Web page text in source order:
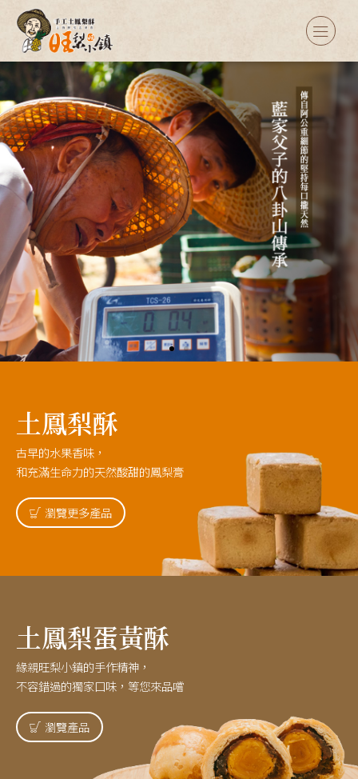
土鳳梨酥
古早的水果香味，
和充滿生命力的天然酸甜的鳳梨膏
瀏覽更多產品
土鳳梨蛋黃酥
緣親旺梨小鎮的手作精神，
不容錯過的獨家口味，等您來品嚐
瀏覽產品